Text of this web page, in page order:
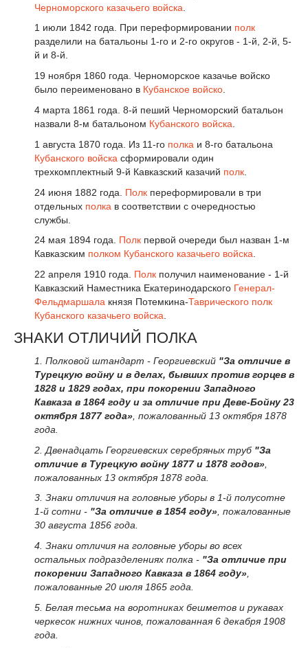
Черноморского казачьего войска
1 июли 1842 года. При переформировании полк
разделили на батальоны 1-го и 2-го округов - 1-й, 2-й, 5-
й и 8-й.
19 ноября 1860 года. Черноморское казачье войско
было переименовано в Кубанское войско
4 марта 1861 года. 8-й пеший Черноморский батальон
назвали 8-м батальоном Кубанского войска
1 августа 1870 года. Из 11-го полка и 8-го батальона
Кубанского войска сформировали один
трехкомплектный 9-й Кавказский казачий полк
24 июня 1882 года. Полк переформировали в три
отдельных полка в соответствии с очередностью
службы.
24 мая 1894 года. Полк первой очереди был назван 1-м
Кавказским полком Кубанского казачьего войска.
22 апреля 1910 года. Полк получил наименование - 1-й
Кавказский Наместника Екатеринодарского Генерал-
Фельдмаршала князя Потемкина-Таврического полк
Кубанского казачьего войска
ЗНАКИ ОТЛИЧИЙ ПОЛКА
1. Полковой штандарт - Георгиевский "За отличие в
Турецкую войну и в делах, бывших против горцев в
1828 и 1829 годах, при покорении Западного
Кавказа в 1864 году и за отличие при Деве-Бойну 23
октября 1877 года» , пожалованный 13 октября 1878
года.
2. Двенадцать Георгиевских серебряных труб "За
отличие в Турецкую войну 1877 и 1878 годов»
пожалованных 13 октября 1878 года.
3. Знаки отличия на головные уборы в 1-й полусотне
1-й сотни - "За отличие в 1854 году», пожалованные
30 августа 1856 года.
4. Знаки отличия на головные уборы во всех
остальных подразделениях полка - "За отличие при
покорении Западного Кавказа в 1864 году»
пожалованные 20 июля 1865 года.
5. Белая тесьма на воротниках бешметов и рукавах
черкесок нижних чинов, пожалованная 6 декабря 1908
года.